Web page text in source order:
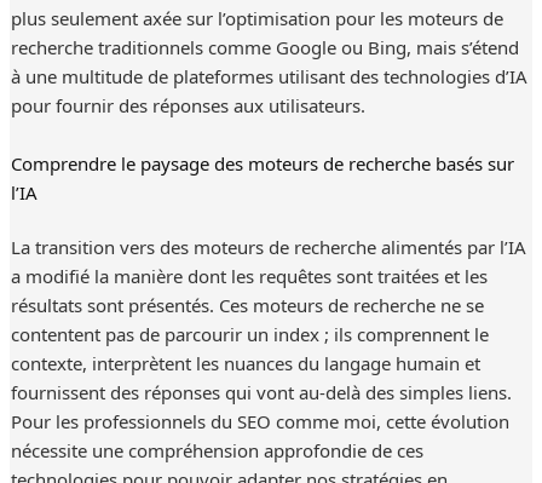
plus seulement axée sur l’optimisation pour les moteurs de
recherche traditionnels comme Google ou Bing, mais s’étend
à une multitude de plateformes utilisant des technologies d’IA
pour fournir des réponses aux utilisateurs.
Comprendre le paysage des moteurs de recherche basés sur
l’IA
La transition vers des moteurs de recherche alimentés par l’IA
a modifié la manière dont les requêtes sont traitées et les
résultats sont présentés. Ces moteurs de recherche ne se
contentent pas de parcourir un index ; ils comprennent le
contexte, interprètent les nuances du langage humain et
fournissent des réponses qui vont au-delà des simples liens.
Pour les professionnels du SEO comme moi, cette évolution
nécessite une compréhension approfondie de ces